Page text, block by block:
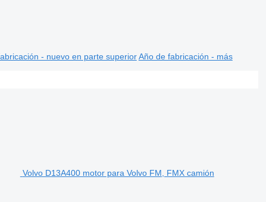
- nuevo en parte superior Año de fabricación - más
Volvo D13A400 motor para Volvo FM, FMX camión